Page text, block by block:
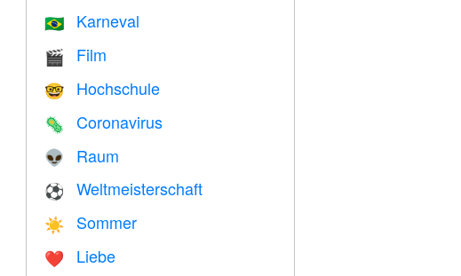
🇧🇷 Karneval
🎬 Film
🤓 Hochschule
🦠 Coronavirus
👽 Raum
⚽ Weltmeisterschaft
☀️ Sommer
❤️️ Liebe